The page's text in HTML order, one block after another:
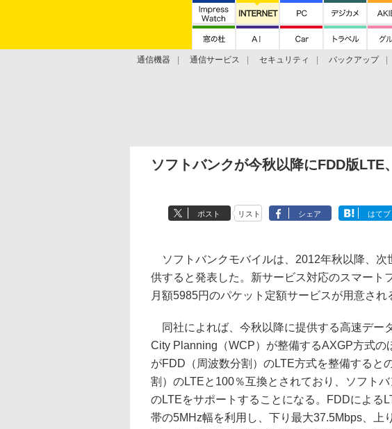
通信機器 通信サービス セキュリティ バックアップ
ソフトバンクが今秋以降にFDD版LTE
ポスト リスト シェア はてブ
ソフトバンクモバイルは、2012年秋以降、次
供すると発表した。新サービス対応のスマート
月額5985円のパケット定額サービスが用意され
同社によれば、今秋以降に提供する高速デー
City Planning（WCP）が整備するAXGP方式の
がFDD（周波数分割）のLTE方式を整備すると
割）のLTEと100％互換とされており、ソフト
のLTEをサポートすることになる。FDDによる
帯の5MHz幅を利用し、下り最大37.5Mbps、上